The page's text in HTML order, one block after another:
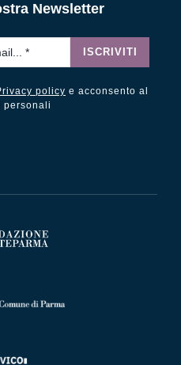
Newsletter
ISCRIVITI
policy e acconsento al
personali